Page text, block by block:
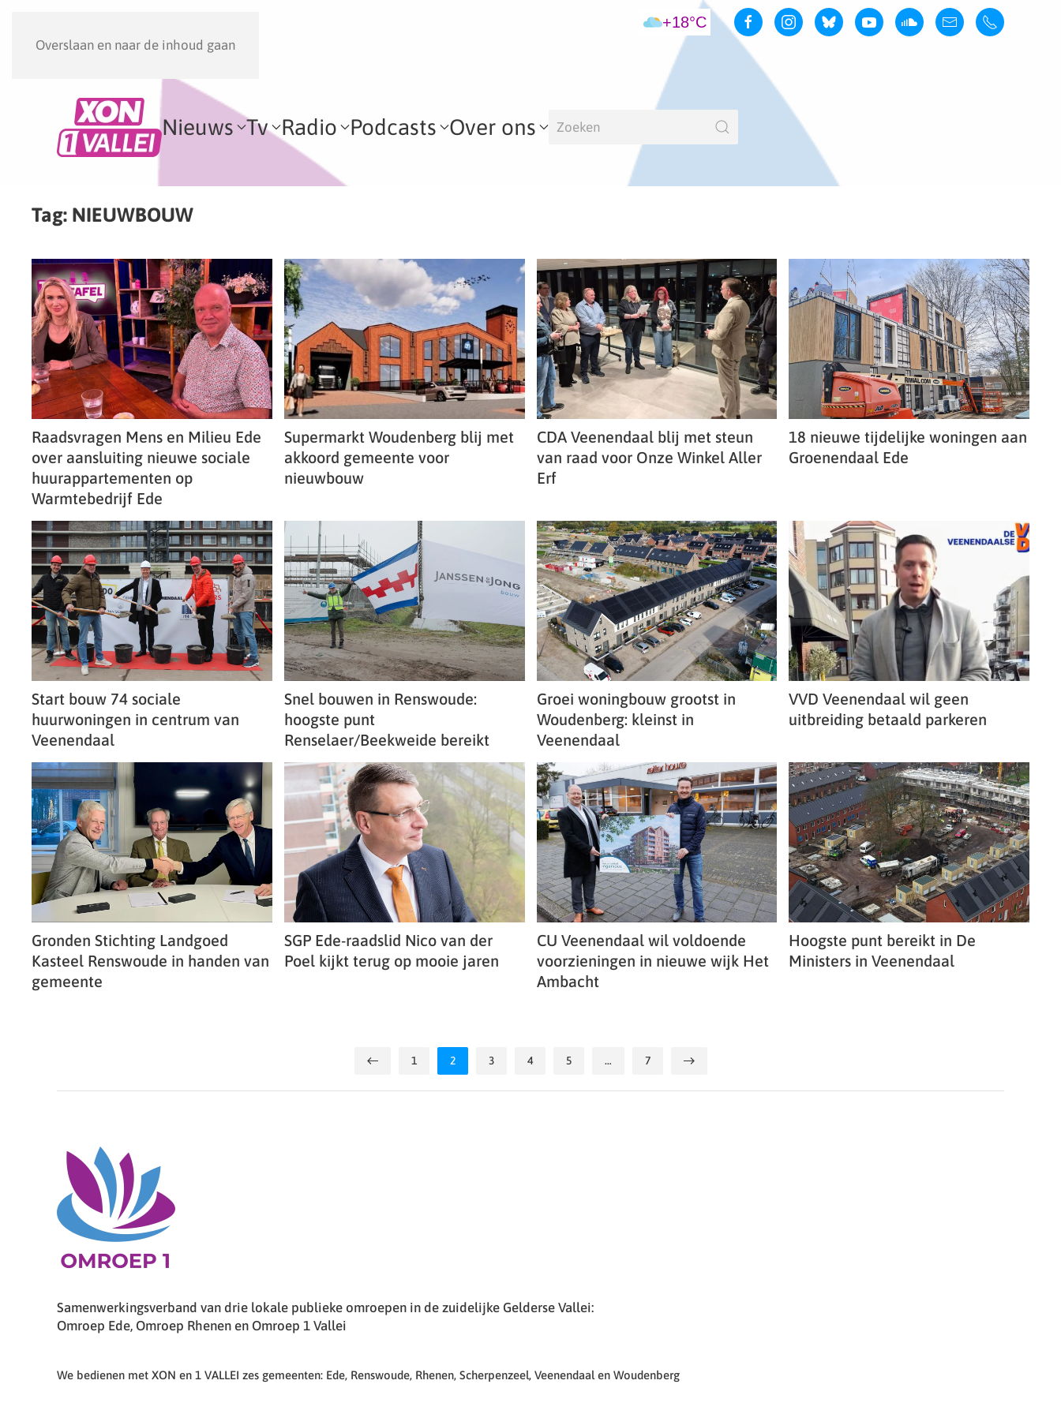
Overslaan en naar de inhoud gaan
+18°C
Nieuws Tv Radio Podcasts Over ons
Tag: NIEUWBOUW
Raadsvragen Mens en Milieu Ede
over aansluiting nieuwe sociale
huurappartementen op
Warmtebedrijf Ede
Supermarkt Woudenberg blij met
akkoord gemeente voor
nieuwbouw
CDA Veenendaal blij met steun
van raad voor Onze Winkel Aller
Erf
18 nieuwe tijdelijke woningen aan
Groenendaal Ede
Start bouw 74 sociale
huurwoningen in centrum van
Veenendaal
Snel bouwen in Renswoude:
hoogste punt
Renselaer/Beekweide bereikt
Groei woningbouw grootst in
Woudenberg: kleinst in
Veenendaal
VVD Veenendaal wil geen
uitbreiding betaald parkeren
Gronden Stichting Landgoed
Kasteel Renswoude in handen van
gemeente
SGP Ede-raadslid Nico van der
Poel kijkt terug op mooie jaren
CU Veenendaal wil voldoende
voorzieningen in nieuwe wijk Het
Ambacht
Hoogste punt bereikt in De
Ministers in Veenendaal
1 2 3 4 5 … 7
Samenwerkingsverband van drie lokale publieke omroepen in de zuidelijke Gelderse Vallei:
Omroep Ede, Omroep Rhenen en Omroep 1 Vallei
We bedienen met XON en 1 VALLEI zes gemeenten: Ede, Renswoude, Rhenen, Scherpenzeel, Veenendaal en Woudenberg